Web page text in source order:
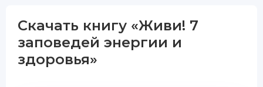
Скачать книгу «Живи! 7
заповедей энергии и
здоровья»